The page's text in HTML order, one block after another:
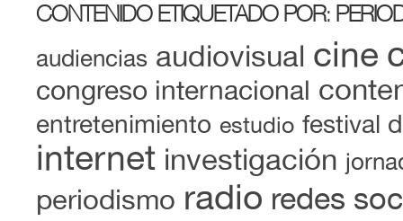
CONTENIDO ETIQUETADO POR:
audiencias audiovisual cine
congreso internacional
entretenimiento estudio festival
internet investigación
periodismo radio redes